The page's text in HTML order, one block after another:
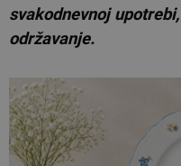
svakodnevnoj
održavanje.